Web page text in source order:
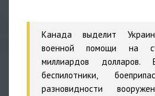
Канада выделит
военной помощи на
миллиардов
беспилотники,
разновидности